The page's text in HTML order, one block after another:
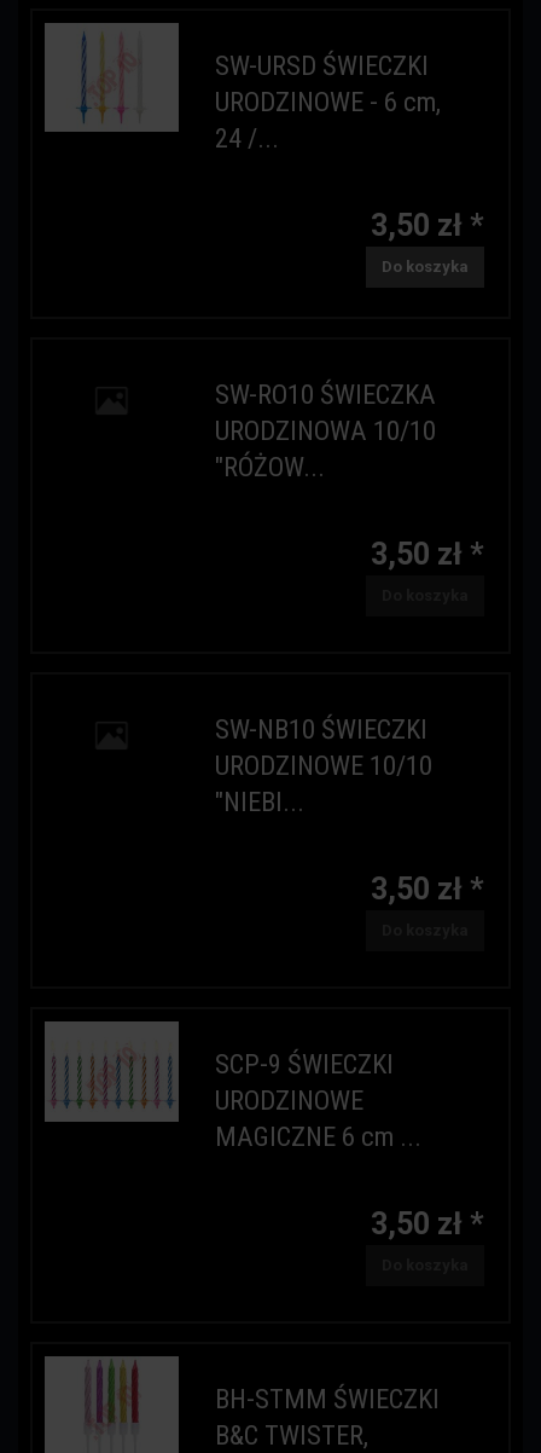
SW-URSD ŚWIECZKI
URODZINOWE - 6 cm,
24 /...
3,50 zł *
Do koszyka
SW-RO10 ŚWIECZKA
URODZINOWA 10/10
"RÓŻOW...
3,50 zł *
SW-NB10 ŚWIECZKI
URODZINOWE 10/10
"NIEBI...
3,50 zł *
SCP-9 ŚWIECZKI
URODZINOWE
MAGICZNE 6 cm ...
3,50 zł *
BH-STMM ŚWIECZKI
B&C TWISTER,